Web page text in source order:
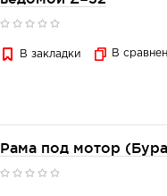
В закладки В
Рама под мотор